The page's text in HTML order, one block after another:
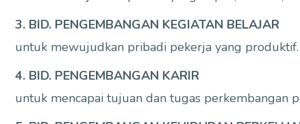
3. BID. PENGEMBANGAN KEGIATAN BELAJAR
untuk mewujudkan pribadi pekerja yang produktif.
4. BID. PENGEMBANGAN KARIR
untuk mencapai tujuan dan tugas perkembangan